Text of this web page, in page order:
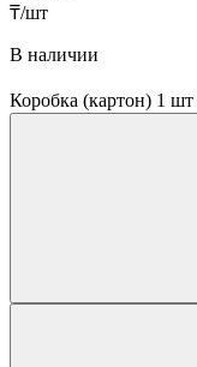
₸/шт
В наличии
Коробка (картон) 1